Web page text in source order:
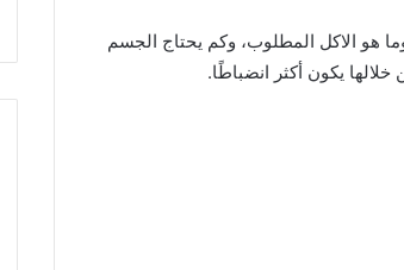
هو الاكل المطلوب، وكم يحتاج الجسم
يكون أكثر انضباطًا.